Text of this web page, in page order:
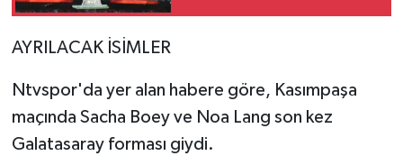
AYRILACAK İSİMLER
Ntvspor'da yer alan habere göre, Kasımpaşa
maçında Sacha Boey ve Noa Lang son kez
Galatasaray forması giydi.
Yemek